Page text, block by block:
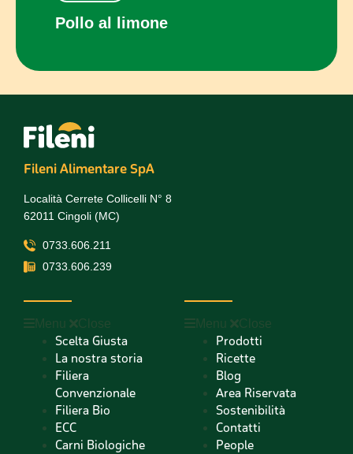
Pollo al limone
Fileni Alimentare SpA
Località Cerrete Collicelli N° 8
62011 Cingoli (MC)
0733.606.211
0733.606.239
Menu Close
Scelta Giusta
La nostra storia
Filiera
Convenzionale
Filiera Bio
ECC
Carni Biologiche
Menu Close
Prodotti
Ricette
Blog
Area Riservata
Sostenibilità
Contatti
People